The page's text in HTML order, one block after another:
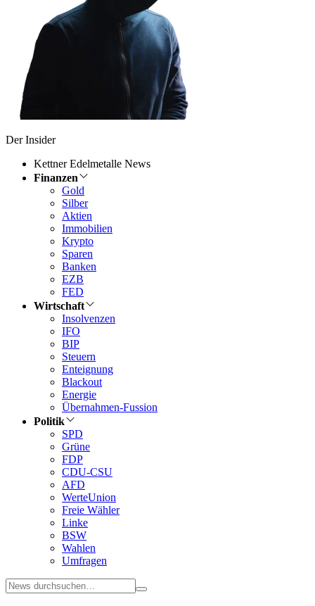
Der Insider
Kettner Edelmetalle News
Finanzen
Gold
Silber
Aktien
Immobilien
Krypto
Sparen
Banken
EZB
FED
Wirtschaft
Insolvenzen
IFO
BIP
Steuern
Enteignung
Blackout
Energie
Übernahmen-Fussion
Politik
SPD
Grüne
FDP
CDU-CSU
AFD
WerteUnion
Freie Wähler
Linke
BSW
Wahlen
Umfragen